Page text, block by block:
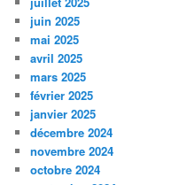
juin 2025
mai 2025
avril 2025
mars 2025
février 2025
janvier 2025
décembre 2024
novembre 2024
octobre 2024